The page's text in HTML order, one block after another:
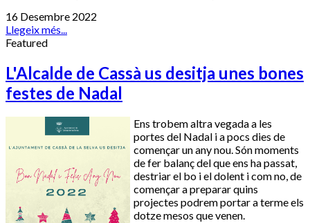
16 Desembre 2022
Llegeix més...
Featured
L'Alcalde de Cassà us desitja unes bones
festes de Nadal
Ens trobem altra vegada a les
portes del Nadal i a pocs dies de
començar un any nou. Són moments
de fer balanç del que ens ha passat,
destriar el bo i el dolent i com no, de
començar a preparar quins
projectes podrem portar a terme els
dotze mesos que venen.